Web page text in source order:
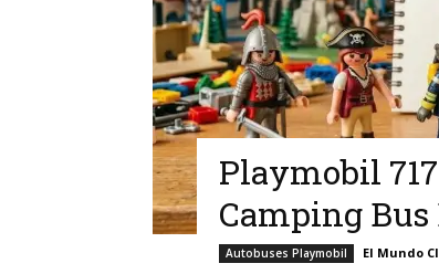
Playmobil
Camping
Autobuses Playmobil El Mundo